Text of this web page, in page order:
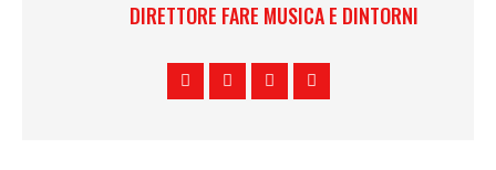
DIRETTORE FARE MUSICA E DINTORNI